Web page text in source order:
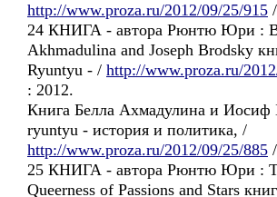
http://www.proza.ru/2012/09/25/915
24 КНИГА - автора Рюнтю Юри :
Akhmadulina and Joseph Brodsky
Ryuntyu - / http://www.proza.ru/
: 2012.
Книга Белла Ахмадулина и Иосиф
ryuntyu - история и политика, /
http://www.proza.ru/2012/09/25/885
25 КНИГА - автора Рюнтю Юри :
Queerness of Passions and Stars